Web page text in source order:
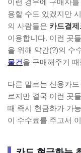
용할 수도 있겠지만
의 사람들은 카드결
이용합니다. 이런 곳
을 위해 약간(?)의 수
물건을 구매해주기
다른 말로는 신용카
르지만 결국 이런 곳
때 즉시 현금화가 가
이 수수료를 주고서